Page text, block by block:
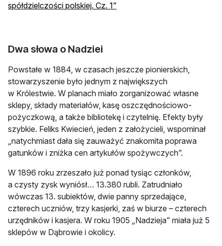
spółdzielczości polskiej. Cz. 1”
Dwa słowa o Nadziei
Powstałe w 1884, w czasach jeszcze pionierskich,
stowarzyszenie było jednym z największych
w Królestwie. W planach miało zorganizować własne
sklepy, składy materiałów, kasę oszczędnościowo-
pożyczkową, a także bibliotekę i czytelnię. Efekty były
szybkie. Feliks Kwiecień, jeden z założycieli, wspominał
„natychmiast dała się zauważyć znakomita poprawa
gatunków i zniżka cen artykułów spożywczych”.
W 1896 roku zrzeszało już ponad tysiąc członków,
a czysty zysk wyniósł… 13.380 rubli. Zatrudniało
wówczas 13. subiektów, dwie panny sprzedające,
czterech uczniów, trzy kasjerki, zaś w biurze – czterech
urzędników i kasjera. W roku 1905 „Nadzieja” miała już 5
sklepów w Dąbrowie i okolicy.